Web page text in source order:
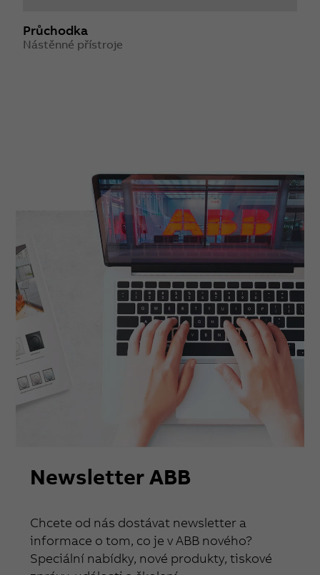
Průchodka
Nástěnné přístroje
Newsletter ABB
Chcete od nás dostávat newsletter a
informace o tom, co je v ABB nového?
Speciální nabídky, nové produkty, tiskové